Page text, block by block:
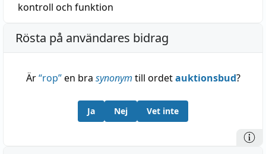
kontroll och funktion
Rösta på användares bidrag
Är“rop”en bra synonym till ordetauktionsbud?
Ja Nej Vet inte